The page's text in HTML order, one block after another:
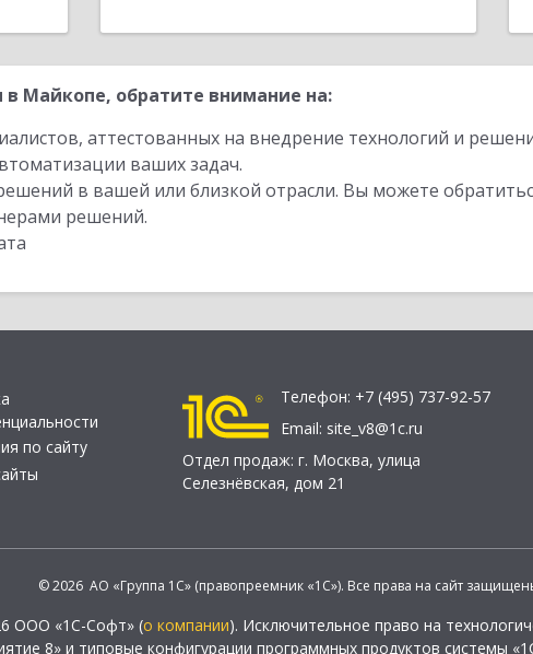
Майкопе, обратите внимание на:
аттестованных на внедрение технологий и
ваших задач.
в вашей или близкой отрасли. Вы можете
решений.
по сайту
Телефон: +7 (495) 737-92-57
Email: site_v8@1c.ru
Отдел продаж: г. Москва, улица
Селезнёвская, дом 21
© 2026 АО «Группа 1С» (правопреемник «1С»). Все права на сайт
ООО «1С-Софт» (о компании). Исключительное право на
8» и типовые конфигурации программных продуктов системы